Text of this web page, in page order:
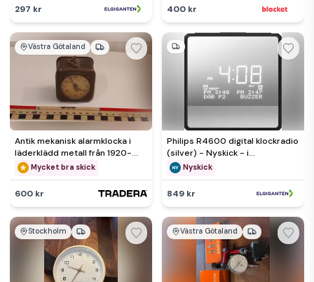
297 kr 400 kr
Västra Götaland
Antik mekanisk alarmklocka i
läderklädd metall från 1920-
talet retro bordsklocka
Mycket bra skick
600 kr
Philips R4600 digital klockradio
(silver) - Nyskick - i
originalförpackning
Nyskick
849 kr
Stockholm Västra Götaland